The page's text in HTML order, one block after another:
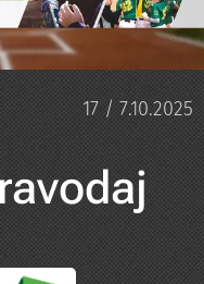
17 / 7.10.2025